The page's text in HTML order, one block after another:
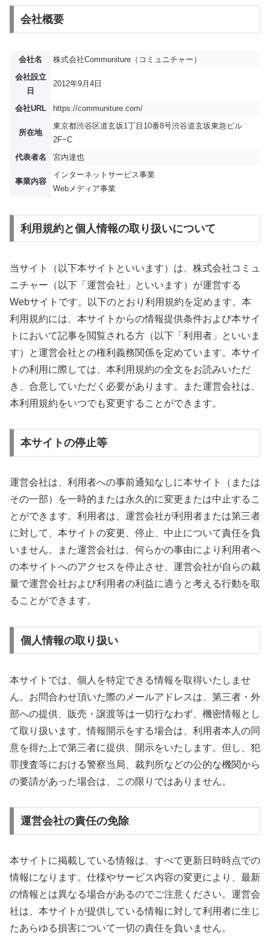
会社概要
会社名
株式会社Communiture（コミュニチャー）
会社設立
日
2012年9月4日
会社URL https://communiture.com/
所在地
東京都渋谷区道玄坂1丁目10番8号渋谷道玄坂東急ビル
2F−C
代表者名
宮内達也
事業内容
インターネットサービス事業
Webメディア事業
利用規約と個人情報の取り扱いについて
当サイト（以下本サイトといいます）は、株式会社コミュ
ニチャー（以下「運営会社」といいます）が運営する
Webサイトです。以下のとおり利用規約を定めます。本
利用規約には、本サイトからの情報提供条件および本サイ
トにおいて記事を閲覧される方（以下「利用者」といいま
す）と運営会社との権利義務関係を定めています。本サイ
トの利用に際しては、本利用規約の全文をお読みいただ
き、合意していただく必要があります。また運営会社は、
本利用規約をいつでも変更することができます。
本サイトの停止等
運営会社は、利用者への事前通知なしに本サイト（または
その一部）を一時的または永久的に変更または中止するこ
とができます。利用者は、運営会社が利用者または第三者
に対して、本サイトの変更、停止、中止について責任を負
いません。また運営会社は、何らかの事由により利用者へ
の本サイトへのアクセスを停止させ、運営会社が自らの裁
量で運営会社および利用者の利益に適うと考える行動を取
ることができます。
個人情報の取り扱い
本サイトでは、個人を特定できる情報を取得いたしませ
ん。お問合わせ頂いた際のメールアドレスは、第三者・外
部への提供、販売・譲渡等は一切行なわず、機密情報とし
て取り扱います。情報開示をする場合は、利用者本人の同
意を得た上で第三者に提供、開示をいたします。但し、犯
罪捜査等における警察当局、裁判所などの公的な機関から
の要請があった場合は、この限りではありません。
運営会社の責任の免除
本サイトに掲載している情報は、すべて更新日時時点での
情報になります。仕様やサービス内容の変更により、最新
の情報とは異なる場合があるのでご注意ください。運営会
社は、本サイトが提供している情報に対して利用者に生じ
たあらゆる損害について一切の責任を負いません。